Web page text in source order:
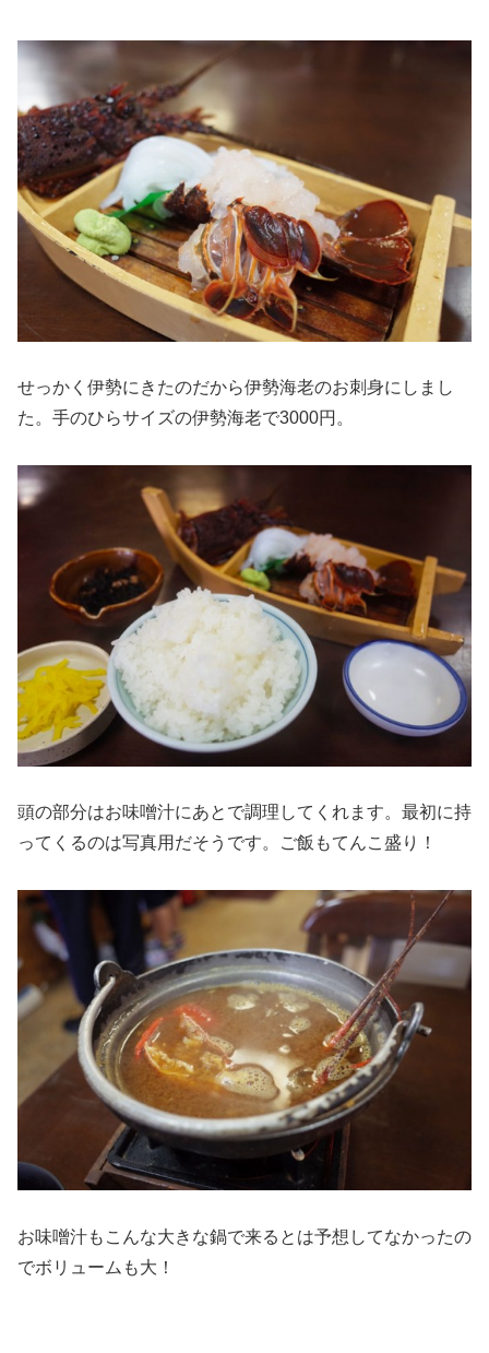
せっかく伊勢にきたのだから伊勢海老のお刺身にしまし
た。手のひらサイズの伊勢海老で3000円。
頭の部分はお味噌汁にあとで調理してくれます。最初に持
ってくるのは写真用だそうです。ご飯もてんこ盛り！
お味噌汁もこんな大きな鍋で来るとは予想してなかったの
でボリュームも大！